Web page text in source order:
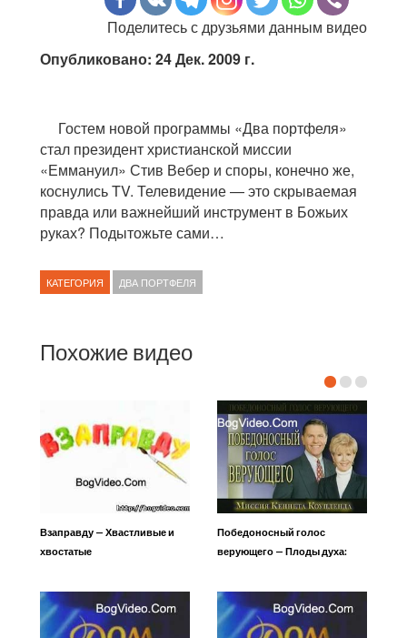
Поделитесь с друзьями данным видео
Опубликовано: 24 Дек. 2009 г.
Гостем новой программы «Два портфеля»
стал президент христианской миссии
«Еммануил» Стив Вебер и споры, конечно же,
коснулись TV. Телевидение — это скрываемая
правда или важнейший инструмент в Божьих
руках? Подытожьте сами…
КАТЕГОРИЯ ДВА ПОРТФЕЛЯ
Похожие видео
Взаправду — Хвастливые и
хвостатые
Победоносный голос
верующего — Плоды духа: